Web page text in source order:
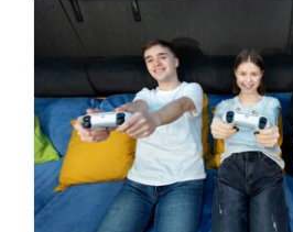
Pozitivan uticaj
Saveti